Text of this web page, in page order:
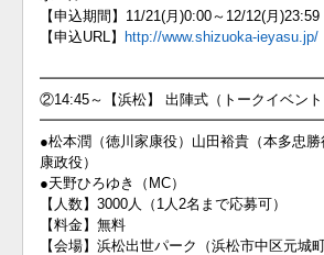
【申込期間】11/21(月)0:00～12/12(月
【申込URL】
http://www.shizuoka-ieyasu.jp/
②14:45～【浜松】 出陣式（トークイベント
●松本潤（徳川家康役）山田裕貴（本多忠
康政役）
●天野ひろゆき（MC）
【人数】3000人（1人2名まで応募可）
【料金】無料
【会場】浜松出世パーク（浜松市中区元城